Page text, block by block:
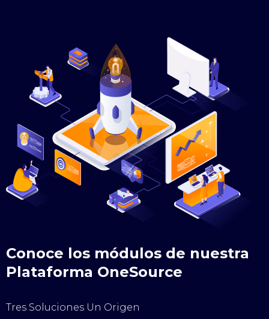
Conoce los módulos de nuestra
Plataforma OneSource
Tres Soluciones Un Origen